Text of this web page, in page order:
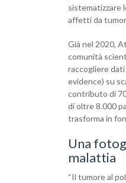
sistematizzare
affetti da
Già nel 2020,
comunità
raccogliere
evidence) su
contributo di
di oltre 8.000
trasforma in
Una
malattia
“Il tumore al